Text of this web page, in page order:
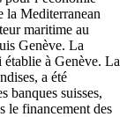
la Mediterranean
maritime au
Genève. La
établie à Genève. La
a été
banques suisses,
le financement des